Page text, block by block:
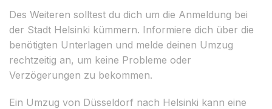
Des Weiteren solltest du dich um die Anmeldung bei
der Stadt Helsinki kümmern. Informiere dich über die
benötigten Unterlagen und melde deinen Umzug
rechtzeitig an, um keine Probleme oder
Verzögerungen zu bekommen.
Ein Umzug von Düsseldorf nach Helsinki kann eine